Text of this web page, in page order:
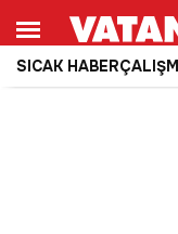
SICAK HABER